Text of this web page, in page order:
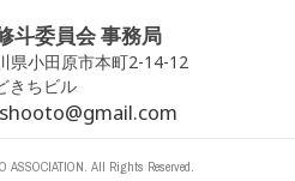
斗委員会 事務局
県小田原市本町2-14-12
きちビル
ASSOCIATION. All Rights Reserved.